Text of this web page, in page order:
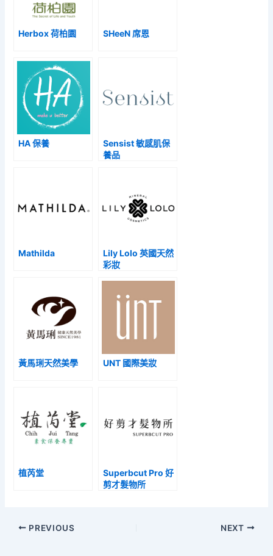
Herbox 荷柏園 SHeeN 席恩
HA 保養
Sensist 敏感肌保
養品
Mathilda
Lily Lolo 英國天然
彩妝
黃馬琍天然美學 UNT 國際美妝
植芮堂
Superbcut Pro 好
剪才髮物所
PREVIOUS NEXT